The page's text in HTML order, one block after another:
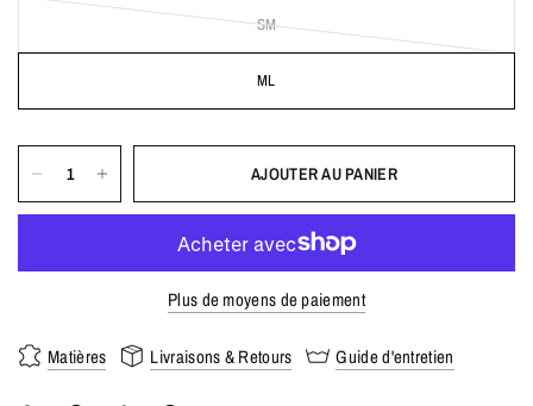
SM
ML
AJOUTER AU PANIER
Plus de moyens de paiement
Matières Livraisons & Retours Guide d'entretien